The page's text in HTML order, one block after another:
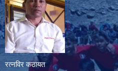
रत्नविर कठायत